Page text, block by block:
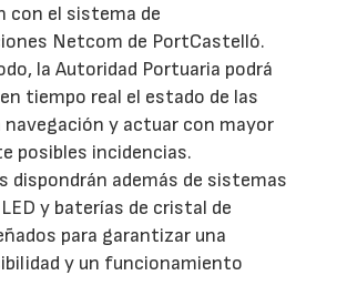
con el sistema de
Netcom de PortCastelló.
la Autoridad Portuaria podrá
tiempo real el estado de las
navegación y actuar con mayor
posibles incidencias.
dispondrán además de sistemas
y baterías de cristal de
para garantizar una
y un funcionamiento